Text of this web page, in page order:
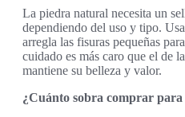
La piedra natural necesita un
dependiendo del uso y tipo.
arregla las fisuras pequeñas
cuidado es más caro que el de
mantiene su belleza y valor.
¿Cuánto sobra comprar para